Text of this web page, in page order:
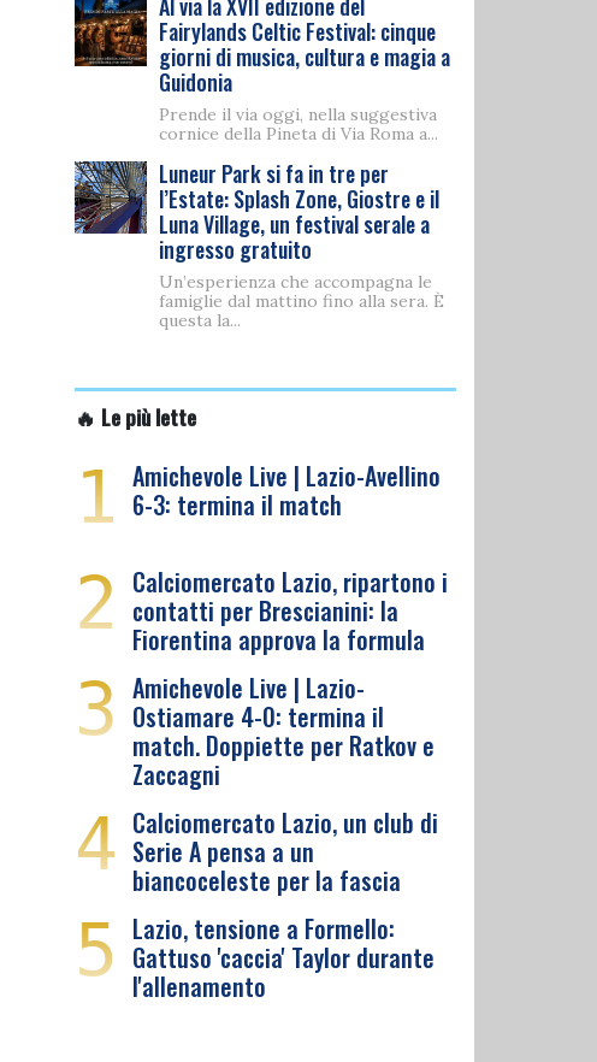
Fairylands Celtic Festival: cinque
giorni di musica, cultura e magia a
Guidonia
Prende il via oggi, nella suggestiva
cornice della Pineta di Via Roma a...
Luneur Park si fa in tre per
l’Estate: Splash Zone, Giostre e il
Luna Village, un festival serale a
ingresso gratuito
Un’esperienza che accompagna le
famiglie dal mattino fino alla sera. È
questa la...
🔥 Le più lette
1 Amichevole Live | Lazio-Avellino
6-3: termina il match
2 Calciomercato Lazio, ripartono i
contatti per Brescianini: la
Fiorentina approva la formula
3 Amichevole Live | Lazio-
Ostiamare 4-0: termina il
match. Doppiette per Ratkov e
Zaccagni
4 Calciomercato Lazio, un club di
Serie A pensa a un
biancoceleste per la fascia
5 Lazio, tensione a Formello:
Gattuso 'caccia' Taylor durante
l'allenamento